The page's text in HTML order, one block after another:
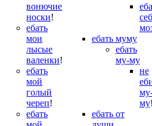
вонючие
носки!
ебать
мои
лысые
валенки!
ебать
мой
голый
череп!
ебать
ебать муму
ебать
му-му
не
му
ебать от